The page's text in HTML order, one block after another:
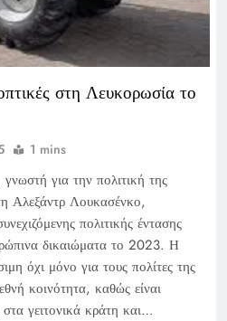
στη Λευκορωσία το
1 mins
για την πολιτική της
Αλεξάντρ Λουκασένκο,
πολιτικής έντασης
δικαιώματα το 2023. Η
όχι μόνο για τους πολίτες της
κοινότητα, καθώς είναι
γειτονικά κράτη και…